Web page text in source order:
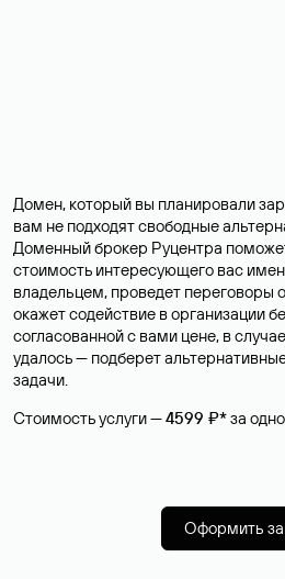
Домен, который вы планировали
вам не подходят свободные
Доменный брокер Руцентра
стоимость интересующего вас
владельцем, проведет переговоры
окажет содействие в организации
согласованной с вами цене, в
удалось — подберет
задачи.
Стоимость услуги —4599 ₽*за
Оформить